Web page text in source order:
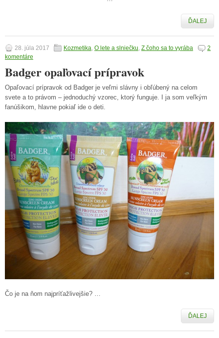
ĎALEJ
28. júla 2017 Kozmetika, O lete a slniečku, Z čoho sa to vyrába
2
komentáre
Badger opaľovací prípravok
Opaľovací prípravok od Badger je veľmi slávny i obľúbený na celom
svete a to právom – jednoduchý vzorec, ktorý funguje. I ja som veľkým
fanúšikom, hlavne pokiaľ ide o deti.
Čo je na ňom najpríťažlivejšie? …
ĎALEJ